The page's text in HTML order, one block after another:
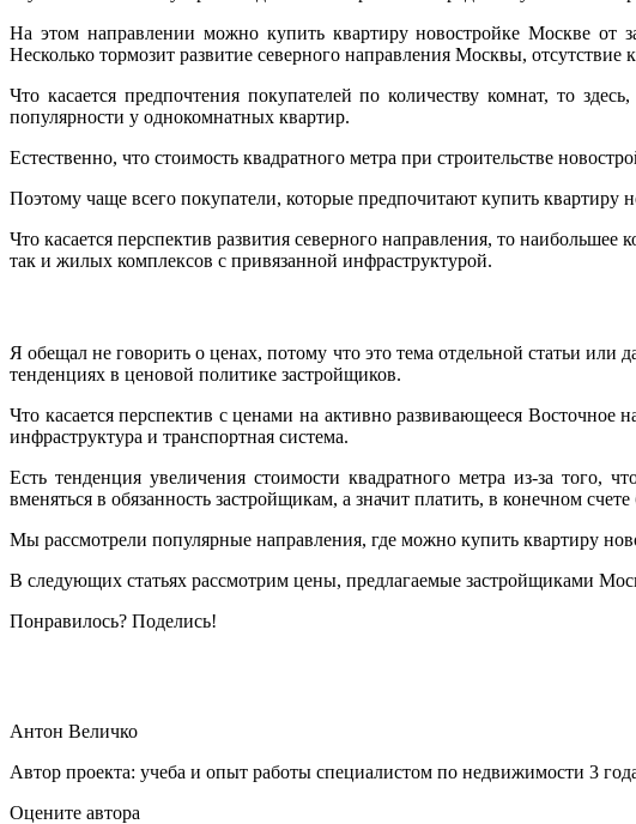
На этом направлении можно купить квартиру новостройке Москве от
Несколько тормозит развитие северного направления Москвы,
Что касается предпочтения покупателей по количеству комнат, то
популярности у однокомнатных квартир.
Естественно, что стоимость квадратного метра при строительстве
Поэтому чаще всего покупатели, которые предпочитают купить квартиру
Что касается перспектив развития северного направления, то
так и жилых комплексов с привязанной инфраструктурой.
Я обещал не говорить о ценах, потому что это тема отдельной статьи
тенденциях в ценовой политике застройщиков.
Что касается перспектив с ценами на активно развивающееся Восточное
инфраструктура и транспортная система.
Есть тенденция увеличения стоимости квадратного метра из-за того,
вменяться в обязанность застройщикам, а значит платить, в конечном
Мы рассмотрели популярные направления, где можно купить квартиру
В следующих статьях рассмотрим цены, предлагаемые застройщиками
Понравилось? Поделись!
Антон Величко
Автор проекта: учеба и опыт работы специалистом по недвижимости 3
Оцените автора